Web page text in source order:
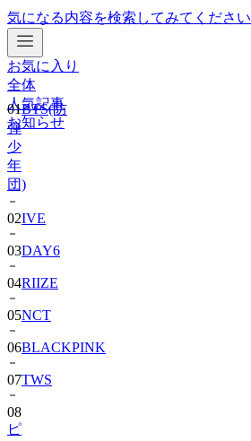
気になる内容を検索してみてください
お気に入り
全体
人気記事
お知らせ
01BTS(防
弾
少
年
団)
02 IVE
03DAY6
04RIIZE
05NCT
06BLACKPINK
07TWS
08
ピ
ョ
ン・